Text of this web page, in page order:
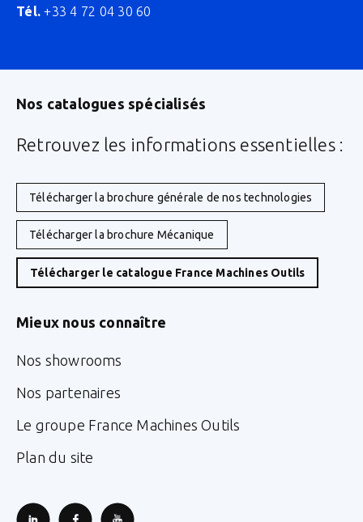
Tél. +33 4 72 04 30 60
Nos catalogues spécialisés
Retrouvez les informations essentielles :
Télécharger la brochure générale de nos technologies
Télécharger la brochure Mécanique
Télécharger le catalogue France Machines Outils
Mieux nous connaître
Nos showrooms
Nos partenaires
Le groupe France Machines Outils
Plan du site